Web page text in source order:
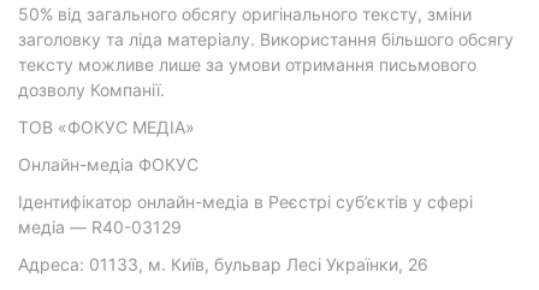
50% від загального обсягу оригінального тексту, зміни
заголовку та ліда матеріалу. Використання більшого обсягу
тексту можливе лише за умови отримання письмового
дозволу Компанії.
ТОВ «ФОКУС МЕДІА»
Онлайн-медіа ФОКУС
Ідентифікатор онлайн-медіа в Реєстрі суб’єктів у сфері
медіа — R40-03129
Адреса: 01133, м. Київ, бульвар Лесі Українки, 26